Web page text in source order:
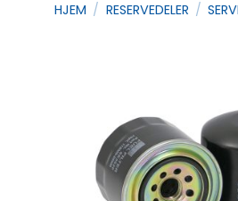
HJEM / RESERVEDELER /